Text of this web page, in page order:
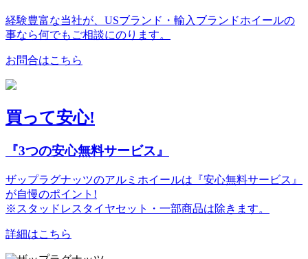
経験豊富な当社が、USブランド・輸入ブランドホイールの
事なら何でもご相談にのります。
お問合はこちら
買って安心!
『3つの安心無料サービス』
ザップラグナッツのアルミホイールは『安心無料サービス』
が自慢のポイント!
※スタッドレスタイヤセット・一部商品は除きます。
詳細はこちら